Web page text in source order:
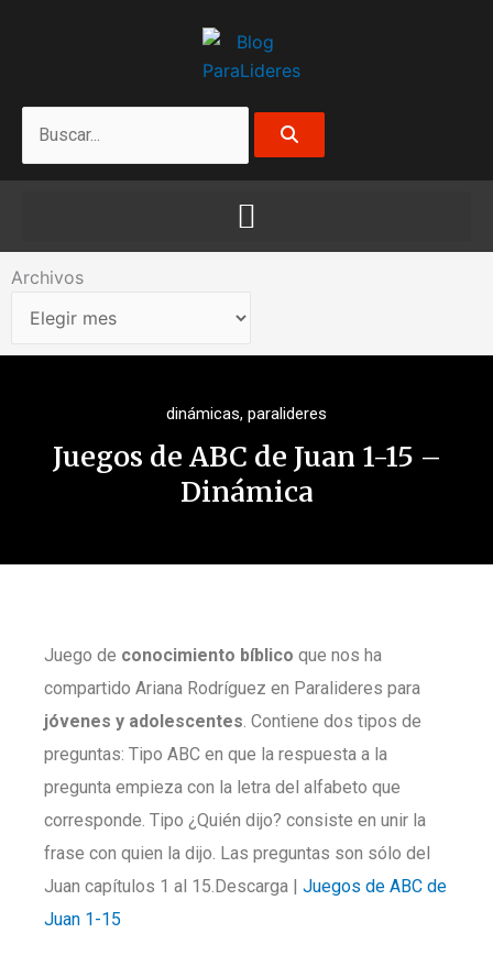
Archivos
Archivos
dinámicas, paralideres
Juegos de ABC de Juan 1-15 –
Dinámica
Juego de conocimiento bíblico que nos ha
compartido Ariana Rodríguez en Paralideres para
jóvenes y adolescentes. Contiene dos tipos de
preguntas: Tipo ABC en que la respuesta a la
pregunta empieza con la letra del alfabeto que
corresponde. Tipo ¿Quién dijo? consiste en unir la
frase con quien la dijo. Las preguntas son sólo del
Juan capítulos 1 al 15.Descarga | Juegos de ABC de
Juan 1-15